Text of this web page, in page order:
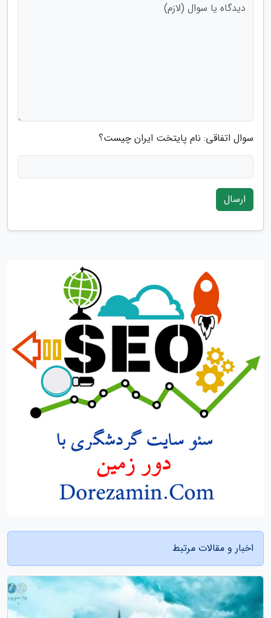
سوال اتفاقی: نام پایتخت ایران چیست؟
ارسال
اخبار و مقالات مرتبط